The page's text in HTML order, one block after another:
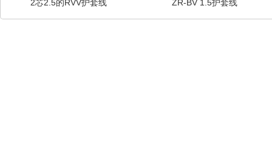
2芯2.5的RVV护套线 ZR-BV 1.5护套线